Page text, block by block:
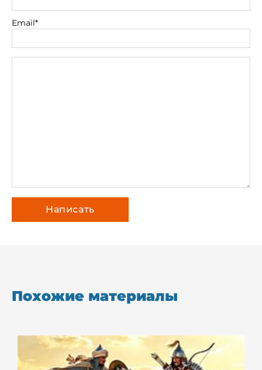
Email*
Похожие материалы